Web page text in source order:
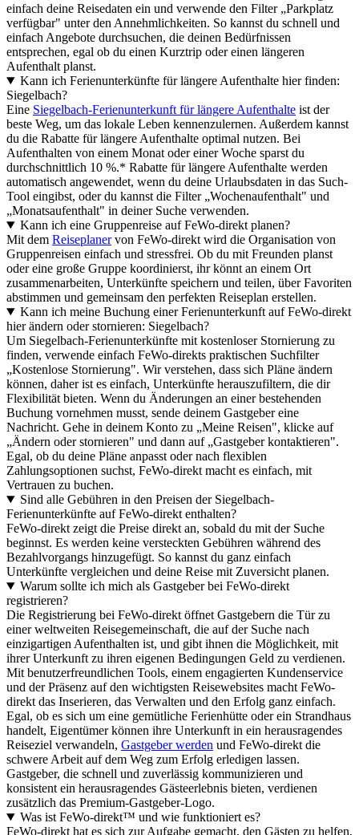
einfach deine Reisedaten ein und verwende den Filter „Parkplatz
verfügbar" unter den Annehmlichkeiten. So kannst du schnell und
einfach Angebote durchsuchen, die deinen Bedürfnissen
entsprechen, egal ob du einen Kurztrip oder einen längeren
Aufenthalt planst.
Kann ich Ferienunterkünfte für längere Aufenthalte hier finden:
Siegelbach?
Eine Siegelbach-Ferienunterkunft für längere Aufenthalte ist der
beste Weg, um das lokale Leben kennenzulernen. Außerdem kannst
du die Rabatte für längere Aufenthalte optimal nutzen. Bei
Aufenthalten von einem Monat oder einer Woche sparst du
durchschnittlich 10 %.* Rabatte für längere Aufenthalte werden
automatisch angewendet, wenn du deine Urlaubsdaten in das Such-
Tool eingibst, oder du kannst die Filter „Wochenaufenthalt" und
„Monatsaufenthalt" in deiner Suche verwenden.
Kann ich eine Gruppenreise auf FeWo-direkt planen?
Mit dem Reiseplanervon FeWo-direkt wird die Organisation von
Gruppenreisen einfach und stressfrei. Ob du mit Freunden planst
oder eine große Gruppe koordinierst, ihr könnt an einem Ort
zusammenarbeiten, Unterkünfte speichern und teilen, über Favoriten
abstimmen und gemeinsam den perfekten Reiseplan erstellen.
Kann ich meine Buchung einer Ferienunterkunft auf FeWo-direkt
hier ändern oder stornieren: Siegelbach?
Um Siegelbach-Ferienunterkünfte mit kostenloser Stornierung zu
finden, verwende einfach FeWo-direkts praktischen Suchfilter
„Kostenlose Stornierung". Wir verstehen, dass sich Pläne ändern
können, daher ist es einfach, Unterkünfte herauszufiltern, die dir
Flexibilität bieten. Wenn du Änderungen an einer bestehenden
Buchung vornehmen musst, sende deinem Gastgeber eine
Nachricht. Gehe in deinem Konto zu „Meine Reisen", klicke auf
„Ändern oder stornieren" und dann auf „Gastgeber kontaktieren".
Egal, ob du deine Pläne anpasst oder nach flexiblen
Zahlungsoptionen suchst, FeWo-direkt macht es einfach, mit
Vertrauen zu buchen.
Sind alle Gebühren in den Preisen der Siegelbach-
Ferienunterkünfte auf FeWo-direkt enthalten?
FeWo-direkt zeigt die Preise direkt an, sobald du mit der Suche
beginnst. Es werden keine versteckten Gebühren während des
Bezahlvorgangs hinzugefügt. So kannst du ganz einfach
Unterkünfte vergleichen und deine Reise mit Zuversicht planen.
Warum sollte ich mich als Gastgeber bei FeWo-direkt
registrieren?
Die Registrierung bei FeWo-direkt öffnet Gastgebern die Tür zu
einer weltweiten Reisegemeinschaft, die auf der Suche nach
einzigartigen Aufenthalten ist, und gibt ihnen die Möglichkeit, mit
ihrer Unterkunft zu ihren eigenen Bedingungen Geld zu verdienen.
Mit benutzerfreundlichen Tools, einem engagierten Kundenservice
und der Präsenz auf den wichtigsten Reisewebsites macht FeWo-
direkt das Inserieren, das Verwalten und den Erfolg ganz einfach.
Egal, ob es sich um eine gemütliche Ferienhütte oder ein Strandhaus
handelt, Eigentümer können ihre Unterkunft in ein herausragendes
Reiseziel verwandeln, Gastgeber werden und FeWo-direkt die
schwere Arbeit auf dem Weg zum Erfolg erledigen lassen.
Gastgeber, die schnell und zuverlässig kommunizieren und
konsistent ein herausragendes Gästeerlebnis bieten, verdienen
zusätzlich das Premium-Gastgeber-Logo.
Was ist FeWo-direkt™ und wie funktioniert es?
FeWo-direkt hat es sich zur Aufgabe gemacht, den Gästen zu helfen,